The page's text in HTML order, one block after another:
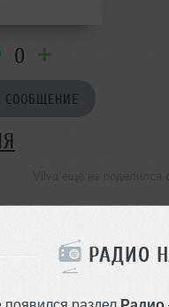
РАДИО
появился раздел Радио
0
СООБЩЕНИЕ